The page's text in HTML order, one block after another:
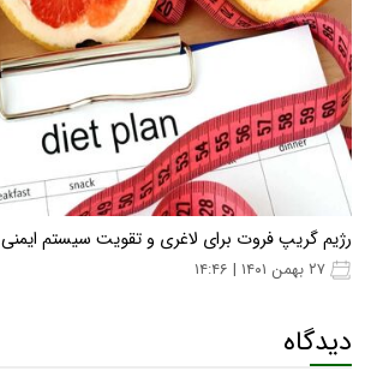
رژیم گریپ فروت برای لاغری و تقویت سیستم ایمنی
دیدگاه